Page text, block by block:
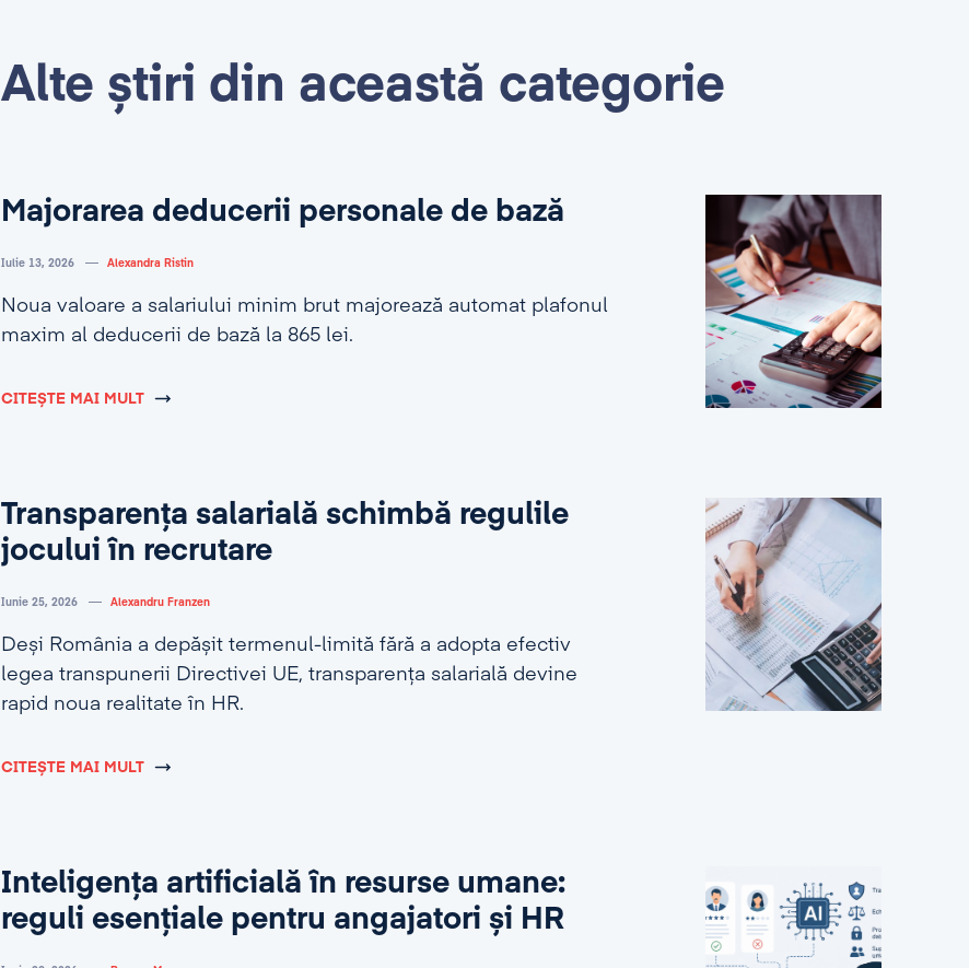
Alte știri din această categorie
Majorarea deducerii personale de bază
Iulie 13, 2026 Alexandra Ristin
Noua valoare a salariului minim brut majorează automat plafonul
maxim al deducerii de bază la 865 lei.
CITEȘTE MAI MULT
Transparența salarială schimbă regulile
jocului în recrutare
Iunie 25, 2026 Alexandru Franzen
Deși România a depășit termenul-limită fără a adopta efectiv
legea transpunerii Directivei UE, transparența salarială devine
rapid noua realitate în HR.
CITEȘTE MAI MULT
Inteligența artificială în resurse umane:
reguli esențiale pentru angajatori și HR